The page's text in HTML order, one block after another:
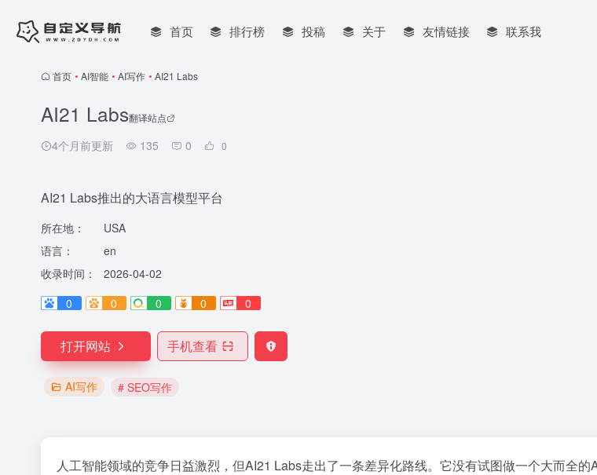
首页 排行榜 投稿 关于 友情链接 联系我
首页 • AI智能 • AI写作 • AI21 Labs
AI21 Labs翻译站点
4个月前更新 135 0 0
AI21 Labs推出的大语言模型平台
所在地：
USA
语言：
en
收录时间：
2026-04-02
0
0 0 0 0
打开网站 手机查看
AI写作 # SEO写作
人工智能领域的竞争日益激烈，但AI21 Labs走出了一条差异化路线。它没有试图做一个大而全